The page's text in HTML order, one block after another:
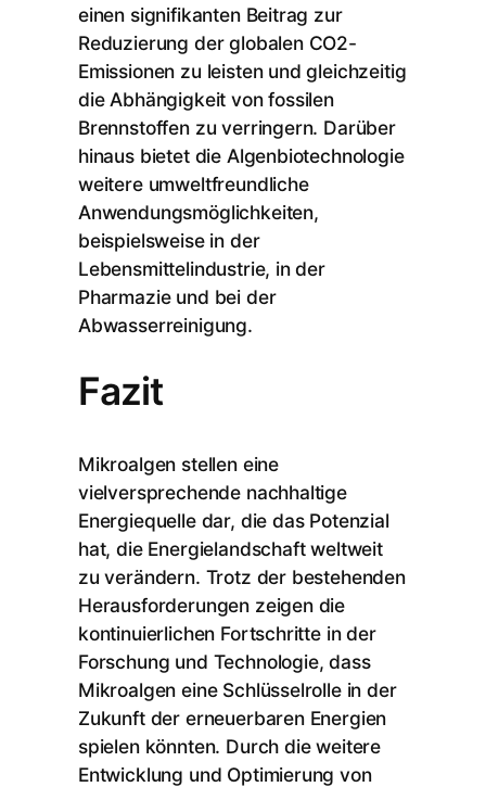
einen signifikanten Beitrag zur
Reduzierung der globalen CO2-
Emissionen zu leisten und gleichzeitig
die Abhängigkeit von fossilen
Brennstoffen zu verringern. Darüber
hinaus bietet die Algenbiotechnologie
weitere umweltfreundliche
Anwendungsmöglichkeiten,
beispielsweise in der
Lebensmittelindustrie, in der
Pharmazie und bei der
Abwasserreinigung.
Fazit
Mikroalgen stellen eine
vielversprechende nachhaltige
Energiequelle dar, die das Potenzial
hat, die Energielandschaft weltweit
zu verändern. Trotz der bestehenden
Herausforderungen zeigen die
kontinuierlichen Fortschritte in der
Forschung und Technologie, dass
Mikroalgen eine Schlüsselrolle in der
Zukunft der erneuerbaren Energien
spielen könnten. Durch die weitere
Entwicklung und Optimierung von